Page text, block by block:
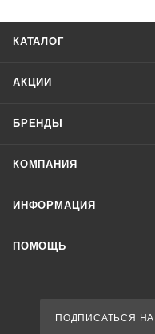
КАТАЛОГ
АКЦИИ
БРЕНДЫ
КОМПАНИЯ
ИНФОРМАЦИЯ
ПОМОЩЬ
ПОДПИСАТЬСЯ